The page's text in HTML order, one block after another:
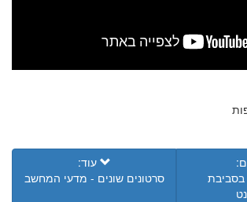
בסביבת
עוד:
סרטונים שונים - מדעי המחשב